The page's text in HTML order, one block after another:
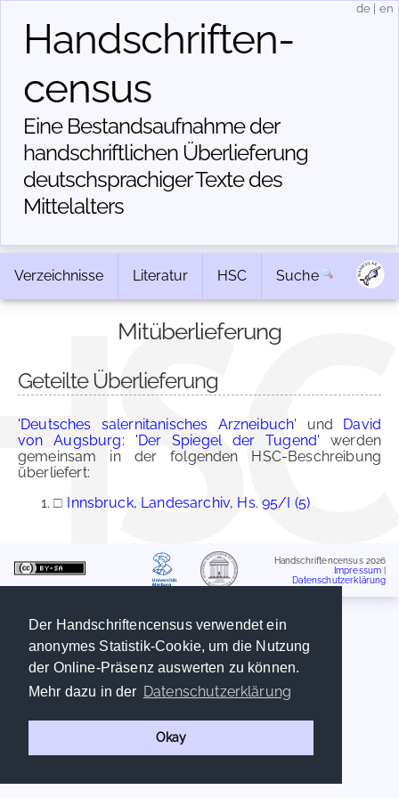
Der Handschriftencensus verwendet ein
anonymes Statistik-Cookie, um die Nutzung
der Online-Präsenz auswerten zu können.
Mehr dazu in der Datenschutzerklärung
Okay
Handschriften­
census
Eine Bestandsaufnahme der
handschriftlichen Über­lieferung
deutschsprachiger Texte des
Mittelalters
de en
Verzeichnisse Literatur HSC Suche
Mitüberlieferung
Geteilte Überlieferung
'Deutsches salernitanisches Arzneibuch' und David
von Augsburg: 'Der Spiegel der Tugend' werden
gemeinsam in der folgenden HSC-Beschreibung
überliefert:
□ Innsbruck, Landesarchiv, Hs. 95/I (5)
Handschriftencensus 2026
Impressum
Datenschutzerklärung